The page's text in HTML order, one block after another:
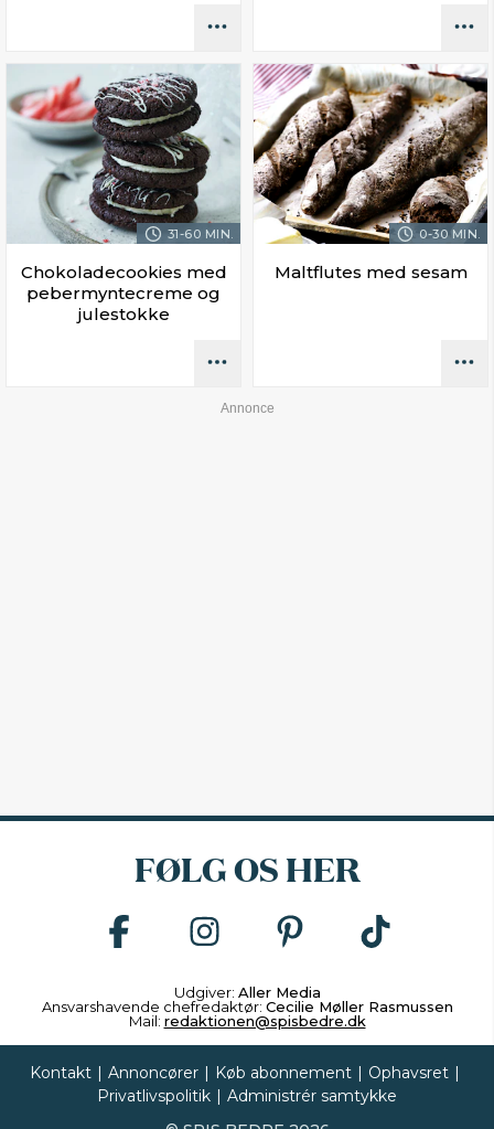
31-60 MIN.
Chokoladecookies med
pebermyntecreme og
julestokke
0-30 MIN.
Maltflutes med sesam
FØLG OS HER
Udgiver: Aller Media
Ansvarshavende chefredaktør: Cecilie Møller Rasmussen
Mail: redaktionen@spisbedre.dk
Kontakt | Annoncører | Køb abonnement | Ophavsret |
Privatlivspolitik | Administrér samtykke